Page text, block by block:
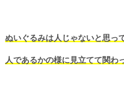
ぬいぐるみは人じゃないと思っ
人であるかの様に見立てて関わ